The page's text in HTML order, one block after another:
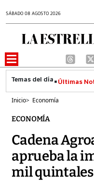
SÁBADO 08 AGOSTO 2026
Últimas
Inicio> Economía
ECONOMÍA
Cadena
aprueba la
mil